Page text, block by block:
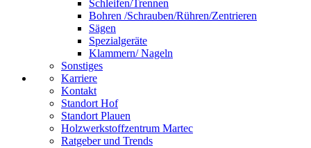
Schleifen/Trennen
Bohren /Schrauben/Rühren/Zentrieren
Sägen
Spezialgeräte
Klammern/ Nageln
Sonstiges
Karriere
Kontakt
Standort Hof
Standort Plauen
Holzwerkstoffzentrum Martec
Ratgeber und Trends